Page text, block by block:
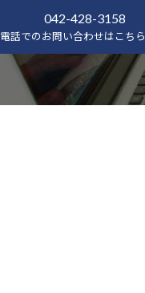
042-428-3158
電話でのお問い合わせはこちら